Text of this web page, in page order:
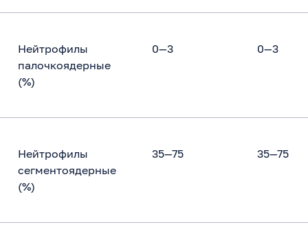
Нейтрофилы
палочкоядерные
(%)
0—3 0—3
Нейтрофилы
сегментоядерные
(%)
35—75 35—75